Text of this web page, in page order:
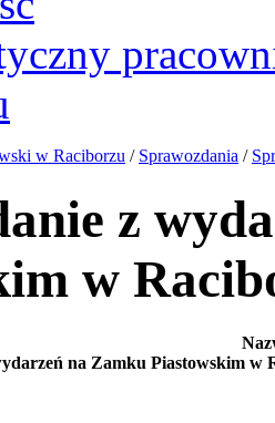
w Raciborzu / Sprawozdania /
z
w
na Zamku Piastowskim w